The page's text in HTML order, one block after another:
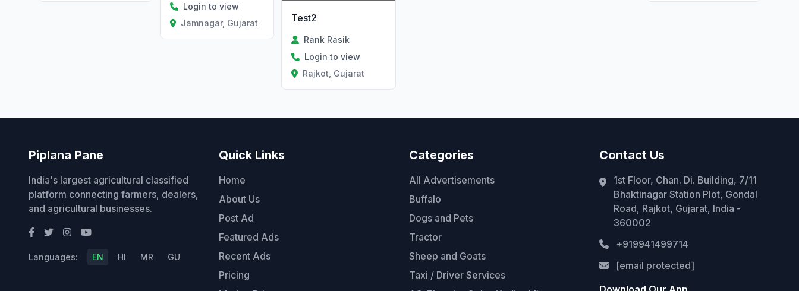
Login to view
Jamnagar, Gujarat
Test2
Rank Rasik
Login to view
Rajkot, Gujarat
Piplana Pane
India's largest agricultural classified
platform connecting farmers, dealers,
and agricultural businesses.
Languages: EN HI MR GU
Quick Links
Home
About Us
Post Ad
Featured Ads
Recent Ads
Pricing
Categories
All Advertisements
Buffalo
Dogs and Pets
Tractor
Sheep and Goats
Taxi / Driver Services
Contact Us
1st Floor, Chan. Di. Building, 7/11
Bhaktinagar Station Plot, Gondal
Road, Rajkot, Gujarat, India -
360002
+919941499714
[email protected]